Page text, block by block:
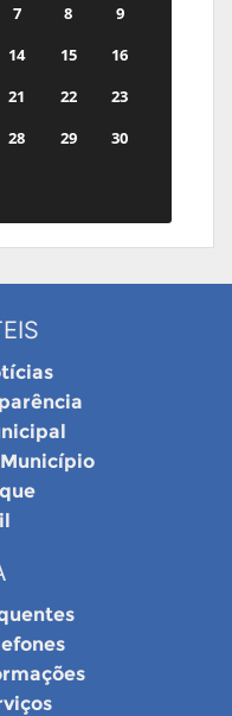
7 8
9
14 15
16
21 22
23
28 29
30